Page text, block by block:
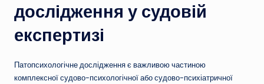
дослідження у судовій
експертизі
Патопсихологічне дослідження є важливою частиною
комплексної судово-психологічної або судово-психіатричної